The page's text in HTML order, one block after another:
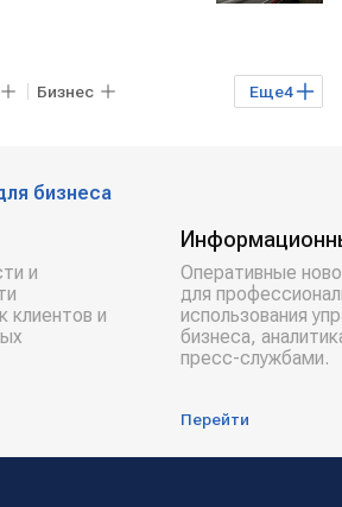
Еще4
Бизнес
бизнеса
и
клиентов и
Оперативные
для
использования
бизнеса,
пресс-службами.
Перейти